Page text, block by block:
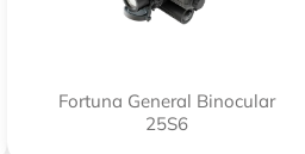
Fortuna General Binocular
25S6